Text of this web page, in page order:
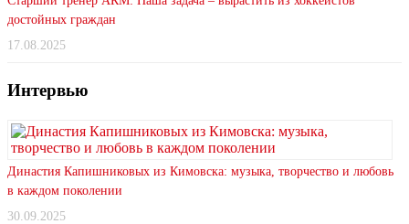
достойных граждан
17.08.2025
Интервью
Династия Капишниковых из Кимовска: музыка, творчество и любовь
в каждом поколении
30.09.2025